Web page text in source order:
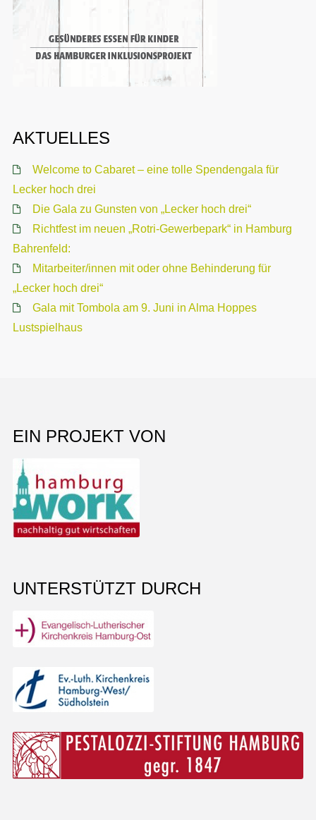
AKTUELLES
Welcome to Cabaret – eine tolle Spendengala für
Lecker hoch drei
Die Gala zu Gunsten von „Lecker hoch drei“
Richtfest im neuen „Rotri-Gewerbepark“ in Hamburg
Bahrenfeld:
Mitarbeiter/innen mit oder ohne Behinderung für
„Lecker hoch drei“
Gala mit Tombola am 9. Juni in Alma Hoppes
Lustspielhaus
EIN PROJEKT VON
UNTERSTÜTZT DURCH